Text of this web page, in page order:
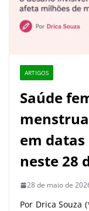
ARTIGOS
Saúde
em datas
neste 28
28 de maio de
Por Drica Souza